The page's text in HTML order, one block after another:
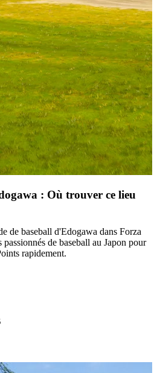
: Où trouver ce lieu
de baseball d'Edogawa dans Forza
de baseball au Japon pour
rapidement.